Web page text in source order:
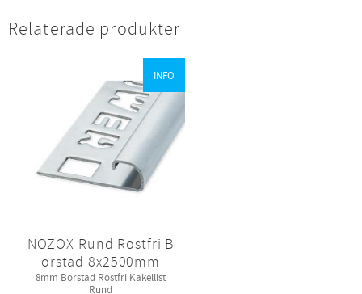
Relaterade produkter
NOZOX Rund Rostfri B
orstad 8x2500mm
8mm Borstad Rostfri Kakellist
Rund
INFO